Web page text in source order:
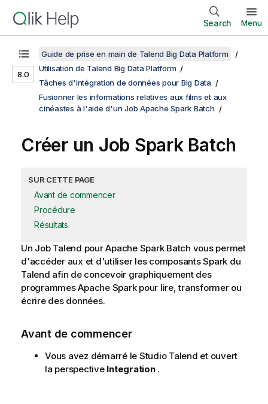
Search Menu
8.0
Guide de prise en main de Talend Big Data Platform
Utilisation de Talend Big Data Platform
Tâches d'intégration de données pour Big Data
Fusionner les informations relatives aux films et aux
cinéastes à l'aide d'un Job Apache Spark Batch
Créer un Job Spark Batch
SUR CETTE PAGE
Avant de commencer
Procédure
Résultats
Un Job Talend pour Apache Spark Batch vous permet
d'accéder aux et d'utiliser les composants Spark du
Talend afin de concevoir graphiquement des
programmes Apache Spark pour lire, transformer ou
écrire des données.
Avant de commencer
Vous avez démarré le Studio Talend et ouvert
la perspective Integration .